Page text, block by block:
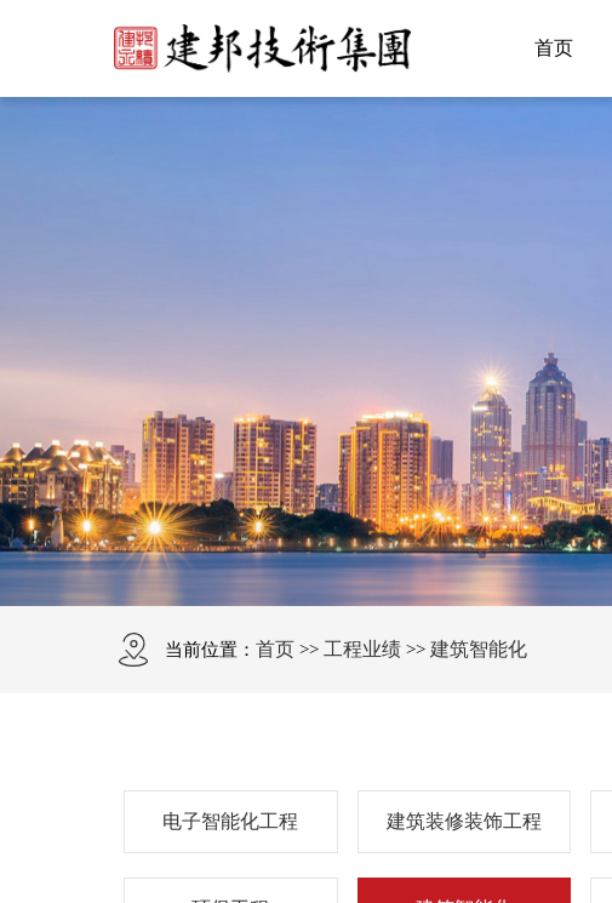
首页
当前位置：首页 >> 工程业绩 >>建筑智能化
电子智能化工程 建筑装修装饰工程